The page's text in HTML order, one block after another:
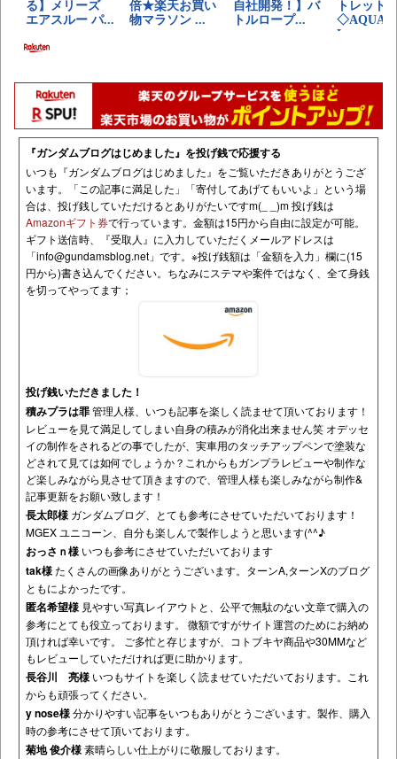
『ガンダムブログはじめました』を投げ銭で応援する
いつも『ガンダムブログはじめました』をご覧いただきありがとうござ
います。「この記事に満足した」「寄付してあげてもいいよ」という場
合は、投げ銭していただけるとありがたいですm(_ _)m 投げ銭は
Amazonギフト券で行っています。金額は15円から自由に設定が可能。
ギフト送信時、『受取人』に入力していただくメールアドレスは
「info@gundamsblog.net 」です。 ※投げ銭額は「金額を入力」欄に(15
円から)書き込んでください。ちなみにステマや案件ではなく、全て身銭
を切ってやってます；
投げ銭いただきました！
積みプラは罪管理人様、いつも記事を楽しく読ませて頂いております！
レビューを見て満足してしまい自身の積みが消化出来ません笑 オデッセ
イの制作をされるどの事でしたが、実車用のタッチアップペンで塗装な
どされて見ては如何でしょうか？これからもガンプラレビューや制作な
ど楽しみながら見させて頂きますので、管理人様も楽しみながら制作&
記事更新をお願い致します！
長太郎様 ガンダムブログ、とても参考にさせていただいております！
MGEX ユニコーン、自分も楽しんで製作しようと思います(^^♪
おっさｎ様 いつも参考にさせていただいております
tak様たくさんの画像ありがとうございます。ターンA,ターンXのブログ
ともによかったです。
匿名希望様 見やすい写真レイアウトと、公平で無駄のない文章で購入の
参考にとても役立っております。 微額ですがサイト運営のためにお納め
頂ければ幸いです。 ご多忙と存じますが、コトブキヤ商品や30MMなど
もレビューしていただければ更に助かります。
長谷川 亮様 いつもサイトを楽しく読ませていただいております。これ
からも頑張ってください。
y nose様分かりやすい記事をいつもありがとうございます。製作、購入
時の参考にさせて頂いております。
菊地 俊介様素晴らしい仕上がりに敬服しております。